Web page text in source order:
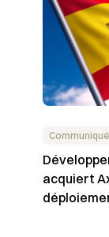
acquiert